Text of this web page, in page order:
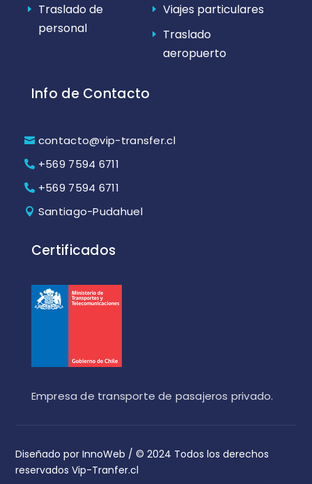
Traslado de
personal
Viajes particulares
Traslado
aeropuerto
Info de Contacto
contacto@vip-transfer.cl
+569 7594 6711
+569 7594 6711
Santiago-Pudahuel
Certificados
Empresa de transporte de pasajeros privado.
Diseñado por InnoWeb / © 2024 Todos los derechos
reservados Vip-Tranfer.cl